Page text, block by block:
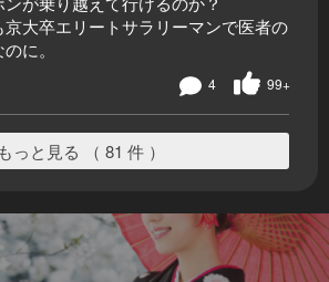
大卒エリートサラリーマンで医者の
に。
99+
4
もっと見る （ 81 件 ）